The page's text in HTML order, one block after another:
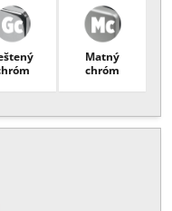
Brúsený
grafit odtieň
Zlatý
brúsený